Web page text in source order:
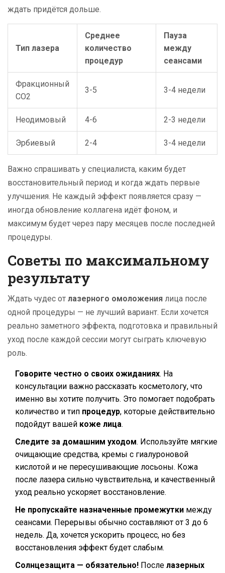
ждать придётся дольше.
Тип лазера
Среднее
количество
процедур
Пауза
между
сеансами
Фракционный
CO2
3-5 3-4 недели
Неодимовый 4-6 2-3 недели
Эрбиевый 2-4 3-4 недели
Важно спрашивать у специалиста, каким будет
восстановительный период и когда ждать первые
улучшения. Не каждый эффект появляется сразу —
иногда обновление коллагена идёт фоном, и
максимум будет через пару месяцев после последней
процедуры.
Советы по максимальному
результату
Ждать чудес от лазерного омоложения лица после
одной процедуры — не лучший вариант. Если хочется
реально заметного эффекта, подготовка и правильный
уход после каждой сессии могут сыграть ключевую
роль.
Говорите честно о своих ожиданиях. На
консультации важно рассказать косметологу, что
именно вы хотите получить. Это помогает подобрать
количество и тип процедур, которые действительно
подойдут вашей коже лица.
Следите за домашним уходом. Используйте мягкие
очищающие средства, кремы с гиалуроновой
кислотой и не пересушивающие лосьоны. Кожа
после лазера сильно чувствительна, и качественный
уход реально ускоряет восстановление.
Не пропускайте назначенные промежутки между
сеансами. Перерывы обычно составляют от 3 до 6
недель. Да, хочется ускорить процесс, но без
восстановления эффект будет слабым.
Солнцезащита — обязательно! После лазерных